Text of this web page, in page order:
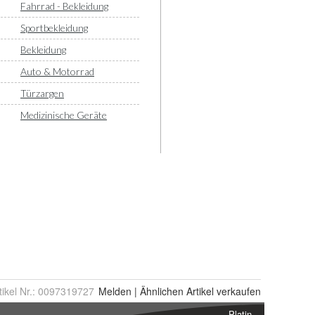
Nr.: 0097319727 Melden | Ähnlichen Artikel verkaufen